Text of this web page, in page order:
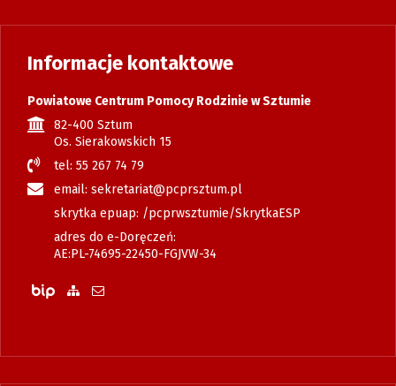
Informacje kontaktowe
Powiatowe Centrum Pomocy Rodzinie w Sztumie
82-400 Sztum
Os. Sierakowskich 15
tel: 55 267 74 79
email: sekretariat@pcprsztum.pl
skrytka epuap: /pcprwsztumie/SkrytkaESP
adres do e-Doręczeń:
AE:PL-74695-22450-FGJVW-34
Biuletyn Informacji Publicznej
Zobacz mapę strony
Wyślij email